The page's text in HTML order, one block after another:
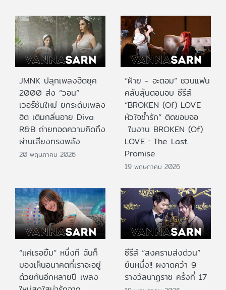
JMNK ปลุกเพลงฮิตยุค
2000 ส่ง “วอน”
เวอร์ชันใหม่ ยกระดับเพลง
ฮิต เติมกลิ่นอาย Diva
R&B ถ่ายทอดความคิดถึง
ผ่านเสียงทรงพลัง
20 พฤษภาคม 2026
“ฝ้าย - อะตอม” ชวนแฟน
คลับลุ้นตอนจบ ซีรีส์
“BROKEN (Of) LOVE
หัวใจช้ำรัก” ติดขอบจอ
ในงาน BROKEN (Of)
LOVE : The Last
Promise
19 พฤษภาคม 2026
“แค่เธอยิ้ม” หนึ่งที ฉันก็
มองเห็นอนาคตที่เราจะอยู่
ด้วยกันอีกหลายปี เพลง
ซีรีส์ “สงครามส่งด่วน”
ยืนหนึ่ง!! ผงาดคว้า 9
รางวัลนาฏราช ครั้งที่ 17